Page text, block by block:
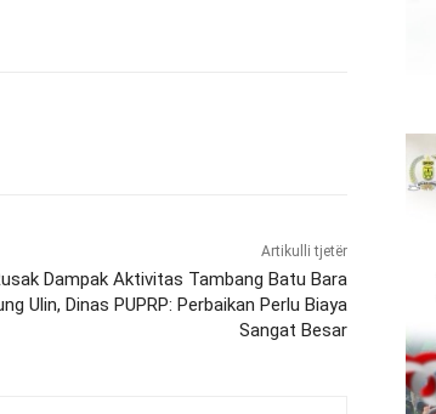
Artikulli tjetër
Dampak Aktivitas Tambang Batu Bara
Ulin, Dinas PUPRP: Perbaikan Perlu Biaya
Sangat Besar